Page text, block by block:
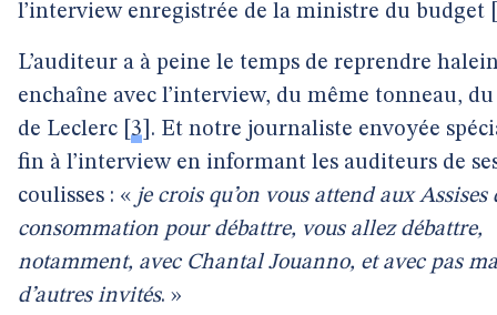
l’interview enregistrée de la ministre du budget
L’auditeur a à peine le temps de reprendre
enchaîne avec l’interview, du même tonneau, du
de Leclerc 3 . Et notre journaliste envoyée
fin à l’interview en informant les auditeurs de
coulisses : « je crois qu’on vous attend aux Assises
consommation pour débattre, vous allez débattre,
notamment, avec Chantal Jouanno, et avec pas
d’autres invités. »